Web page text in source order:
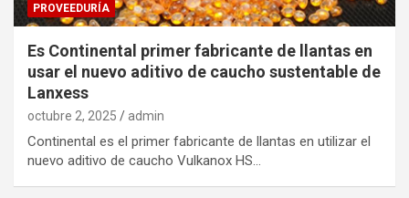
PROVEEDURÍA
Es Continental primer fabricante de llantas en
usar el nuevo aditivo de caucho sustentable de
Lanxess
octubre 2, 2025 admin
Continental es el primer fabricante de llantas en utilizar el
nuevo aditivo de caucho Vulkanox HS…